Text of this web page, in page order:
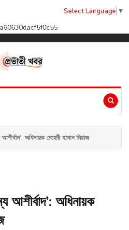
Select Language ▼
অধিনায়ক মেহেদী হাসান মিরাজ
আশীর্বাদ’: অধিনায়ক